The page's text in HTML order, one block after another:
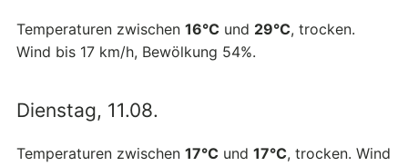
Temperaturen zwischen 16°C und 29°C, trocken.
Wind bis 17 km/h, Bewölkung 54%.
Dienstag, 11.08.
Temperaturen zwischen 17°C und 17°C, trocken. Wind